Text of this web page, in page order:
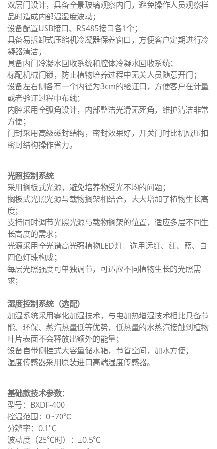
双层门设计，具备全景玻璃观察内门，避免操作人员观察样
品时造成内部温湿度波动；
设备配置USB接口、RS485接口各1个；
具备易拆卸式压缩机冷凝器保养窗口，方便客户定期进行冷
凝器清洁；
具备内门冷凝水回收系统和腔体冷凝水回收系统；
标配机械门锁，防止植物培养过程中无关人员随意开门；
设备左右侧各有一个内径为3cm的验证口，方便客户在计量
或者验证过程中布线；
内腔采用全弧角设计，内部整洁光滑无死角，维护清洁非常
方便；
门封采用高级磁封结构，密封效果好，开关门时比机械压扣
密封结构操作省力。
光照控制系统
采用搁板式光源，避免培养物受光不均的问题；
搁板式光照光源与载物搁架相结合，大大增加了植物生长高
度；
支持同时调节光照光源与载物搁架的位置，适应多层不同生
长高度的需求；
光源采用全光谱高光强植物LED灯，选用远红、红、蓝、白
四色灯珠构成；
每层光照强度可单独调节，可适应不同植物生长的光照需
求；
湿度控制系统（选配）
加湿系统采用雾化加湿技术，与电加热增湿技术相比具备节
能、环保、蒸汽热量低等优势，低热量的水蒸汽接触到植物
叶片表面不会释放出额外的能量；
设备自带侧挂式大容量储水箱，节省空间，加水方便；
湿度传感器采用原装进口高端湿度传感器。
基础款技术参数：
型号：BXDF-400
控温范围：0~70℃
分辨率：0.1℃
波动度（25℃时）：±0.5℃